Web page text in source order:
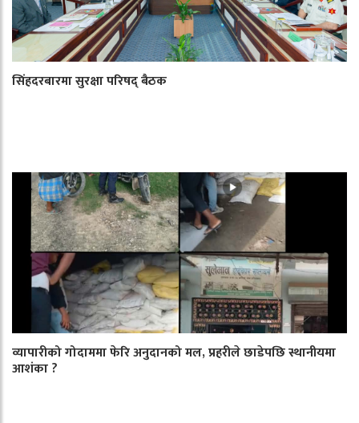
सिंहदरबारमा सुरक्षा परिषद् बैठक
व्यापारीको गोदाममा फेरि अनुदानको मल, प्रहरीले छाडेपछि स्थानीयमा
आशंका ?